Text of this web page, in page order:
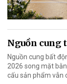
Nguồn cung
Nguồn cung bất
2026 song mặt
cấu sản phẩm vẫn